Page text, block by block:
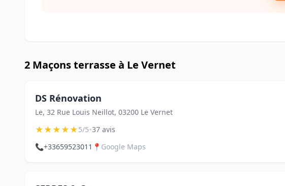
2 Maçons terrasse à Le Vernet
DS Rénovation
Le, 32 Rue Louis Neillot, 03200 Le Vernet
★★★★★5/5•37 avis
📞+33659523011 📍 Google Maps